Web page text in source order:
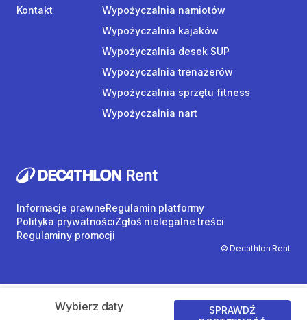
Wybierz daty
SPRAWDŹ
Kontakt
Wypożyczalnia namiotów
Wypożyczalnia kajaków
Wypożyczalnia desek SUP
Wypożyczalnia trenażerów
Wypożyczalnia sprzętu fitness
Wypożyczalnia nart
© Decathlon Rent
Informacje prawneRegulamin platformy
Polityka prywatnościZgłoś nielegalne treści
Regulaminy promocji